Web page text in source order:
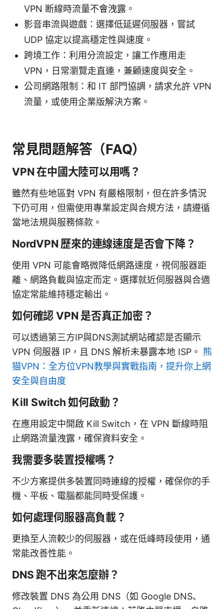
VPN 断線時流量不會洩露。
影音串流與遊戲：選擇低延遲伺服器，嘗試
UDP 協定以提高穩定性與速度。
跨境工作：利用分流設定，讓工作應用走
VPN，日常瀏覽走直連，兼顧速度與安全。
公司網路限制：和 IT 部門協調，請求允許 VPN
流量，或使用企業版解決方案。
常見問題解答（FAQ）
VPN 在中國大陸可以用嗎？
雖然有些地區對 VPN 有嚴格限制，但在許多情況
下仍可用，但需使用專業設定與合規方法，請遵循
當地法規與服務條款。
NordVPN 歷來的連線速度是否會下降？
使用 VPN 可能會略微降低網路速度，視伺服器距
離、網路負載與協定而定。選擇就近伺服器與合適
協定常能維持穩定輸出。
如何確認 VPN 是否真正加密？
可以透過第三方IP與DNS測試網站確認是否顯示
VPN 伺服器 IP，且 DNS 解析未暴露本地 ISP。 熊
猫VPN：全方位VPN教學與實戰指南，提升你上網
安全與自由度
Kill Switch 如何啟動？
在應用設定中開啟 Kill Switch，在 VPN 斷線時阻
止網路流量洩露，確保資料安全。
我需要多裝置授權嗎？
不少方案提供多裝置同時連線的授權，確保你的手
機、平板、電腦都能同時受保護。
如何處理伺服器高負載？
更換至人流較少的伺服器，或在低峰時段使用，通
常能改善性能。
DNS 跑不出來怎麼辦？
修改裝置 DNS 為公用 DNS（如 Google DNS、